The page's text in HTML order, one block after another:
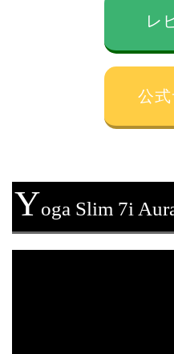
レ
公式
Yoga Slim 7i